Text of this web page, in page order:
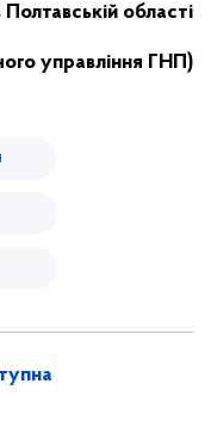
Полтавській області
управління ГНП)